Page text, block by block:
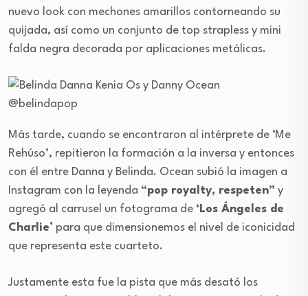
nuevo look con mechones amarillos contorneando su
quijada, así como un conjunto de top strapless y mini
falda negra decorada por aplicaciones metálicas.
@belindapop
Más tarde, cuando se encontraron al intérprete de ‘Me
Rehúso’, repitieron la formación a la inversa y entonces
con él entre Danna y Belinda. Ocean subió la imagen a
Instagram con la leyenda “pop royalty, respeten” y
agregó al carrusel un fotograma de ‘Los Ángeles de
Charlie’ para que dimensionemos el nivel de iconicidad
que representa este cuarteto.
Justamente esta fue la pista que más desató los